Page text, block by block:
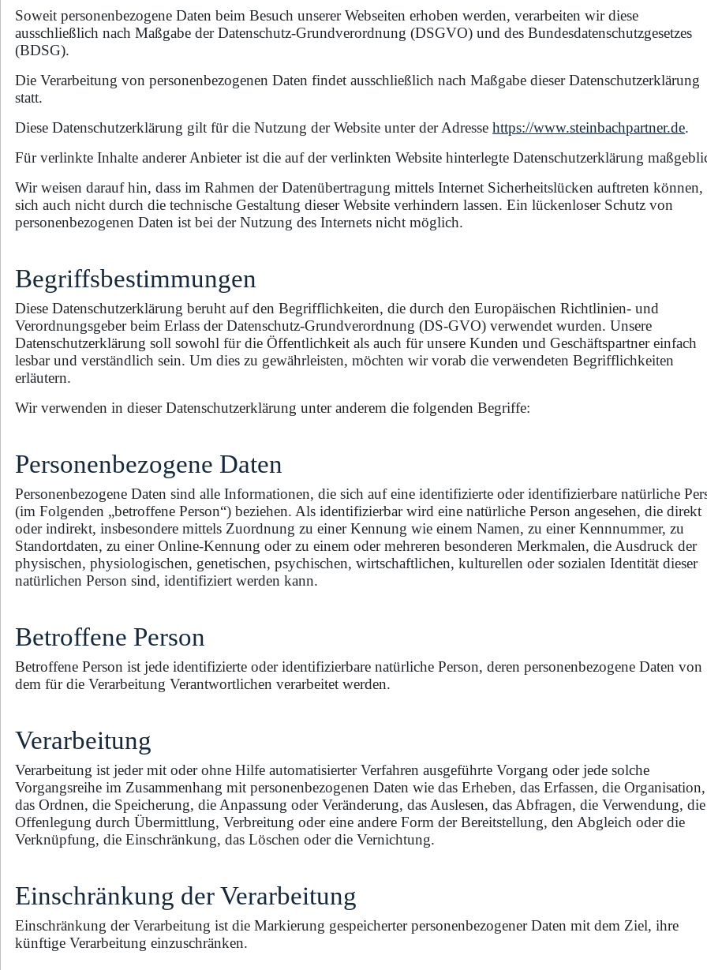
Soweit personenbezogene Daten beim Besuch unserer Webseiten erhoben werden, verarbeiten wir diese
ausschließlich nach Maßgabe der Datenschutz-Grundverordnung (DSGVO) und des Bundesdatenschutzgesetzes
(BDSG).
Die Verarbeitung von personenbezogenen Daten findet ausschließlich nach Maßgabe dieser Datenschutzerklärung
statt.
Diese Datenschutzerklärung gilt für die Nutzung der Website unter der Adressehttps://www.steinbachpartner.de.
Für verlinkte Inhalte anderer Anbieter ist die auf der verlinkten Website hinterlegte Datenschutzerklärung
Wir weisen darauf hin, dass im Rahmen der Datenübertragung mittels Internet Sicherheitslücken auftreten können,
sich auch nicht durch die technische Gestaltung dieser Website verhindern lassen. Ein lückenloser Schutz von
personenbezogenen Daten ist bei der Nutzung des Internets nicht möglich.
Begriffsbestimmungen
Diese Datenschutzerklärung beruht auf den Begrifflichkeiten, die durch den Europäischen Richtlinien- und
Verordnungsgeber beim Erlass der Datenschutz-Grundverordnung (DS-GVO) verwendet wurden. Unsere
Datenschutzerklärung soll sowohl für die Öffentlichkeit als auch für unsere Kunden und Geschäftspartner einfach
lesbar und verständlich sein. Um dies zu gewährleisten, möchten wir vorab die verwendeten Begrifflichkeiten
erläutern.
Wir verwenden in dieser Datenschutzerklärung unter anderem die folgenden Begriffe:
Personenbezogene Daten
Personenbezogene Daten sind alle Informationen, die sich auf eine identifizierte oder identifizierbare natürliche
(im Folgenden „betroffene Person“) beziehen. Als identifizierbar wird eine natürliche Person angesehen, die direkt
oder indirekt, insbesondere mittels Zuordnung zu einer Kennung wie einem Namen, zu einer Kennnummer, zu
Standortdaten, zu einer Online-Kennung oder zu einem oder mehreren besonderen Merkmalen, die Ausdruck der
physischen, physiologischen, genetischen, psychischen, wirtschaftlichen, kulturellen oder sozialen Identität dieser
natürlichen Person sind, identifiziert werden kann.
Betroffene Person
Betroffene Person ist jede identifizierte oder identifizierbare natürliche Person, deren personenbezogene Daten von
dem für die Verarbeitung Verantwortlichen verarbeitet werden.
Verarbeitung
Verarbeitung ist jeder mit oder ohne Hilfe automatisierter Verfahren ausgeführte Vorgang oder jede solche
Vorgangsreihe im Zusammenhang mit personenbezogenen Daten wie das Erheben, das Erfassen, die Organisation,
das Ordnen, die Speicherung, die Anpassung oder Veränderung, das Auslesen, das Abfragen, die Verwendung, die
Offenlegung durch Übermittlung, Verbreitung oder eine andere Form der Bereitstellung, den Abgleich oder die
Verknüpfung, die Einschränkung, das Löschen oder die Vernichtung.
Einschränkung der Verarbeitung
Einschränkung der Verarbeitung ist die Markierung gespeicherter personenbezogener Daten mit dem Ziel, ihre
künftige Verarbeitung einzuschränken.